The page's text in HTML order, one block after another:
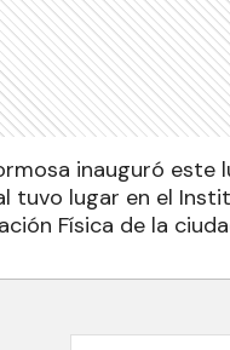
inauguró este
tuvo lugar en el
Física de la